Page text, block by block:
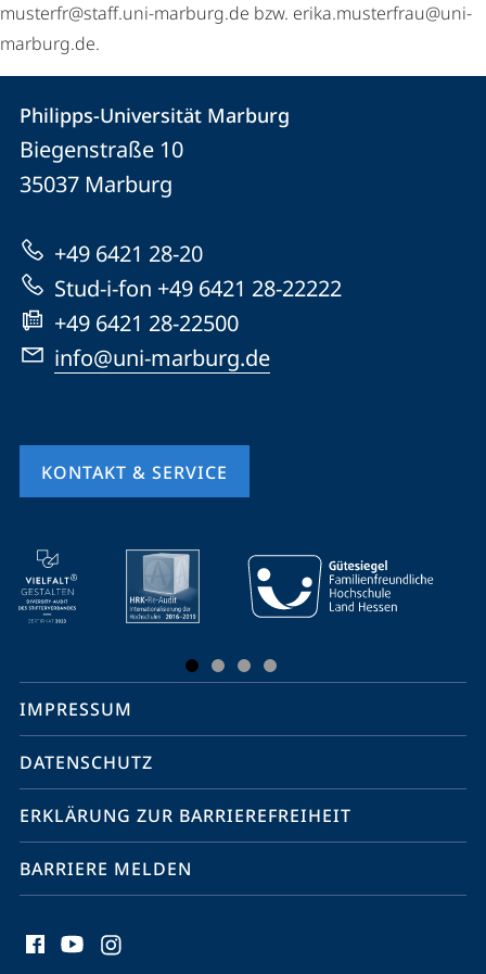
musterfr@staff.uni-marburg.de bzw. erika.musterfrau@uni-
marburg.de.
Kontakt
und
Informationen
zur
Website
Kontaktinformationen
Philipps-
Universität
Philipps-Universität Marburg
Biegenstraße 10
35037 Marburg
+49 6421 28-20
Stud-i-fon +49 6421 28-22222
+49 6421 28-22500
info@uni-marburg.de
KONTAKT & SERVICE
Mobile-
Service-
Navigation
Social
Media
Kontakte
IMPRESSUM
DATENSCHUTZ
ERKLÄRUNG ZUR BARRIEREFREIHEIT
BARRIERE MELDEN